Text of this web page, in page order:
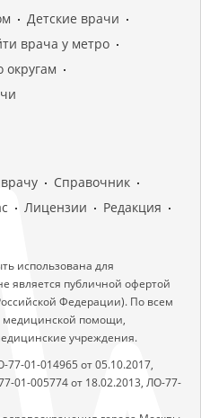
Детские врачи
врача у метро
округам
Справочник
Лицензии
Редакция
использована для
является публичной офертой
Федерации). По всем
медицинской помощи,
учреждения.
01-014965 от 05.10.2017,
01-005774 от 18.02.2013, ЛО-77-